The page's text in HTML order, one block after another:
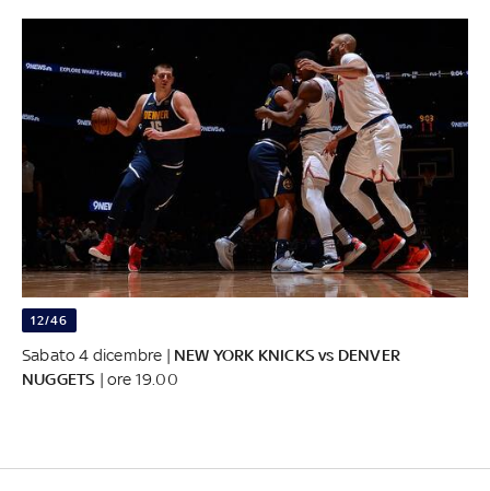
12/46
Sabato 4 dicembre | NEW YORK KNICKS vs DENVER
NUGGETS | ore 19.00